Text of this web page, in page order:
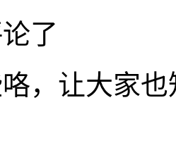
了
，让大家